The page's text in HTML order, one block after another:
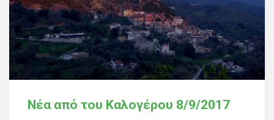
Νέα από του Καλογέρου 8/9/2017